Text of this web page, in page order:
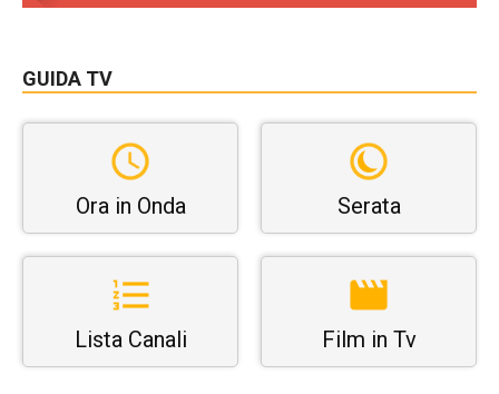
GUIDA TV
Ora in Onda Serata
Lista Canali Film in Tv